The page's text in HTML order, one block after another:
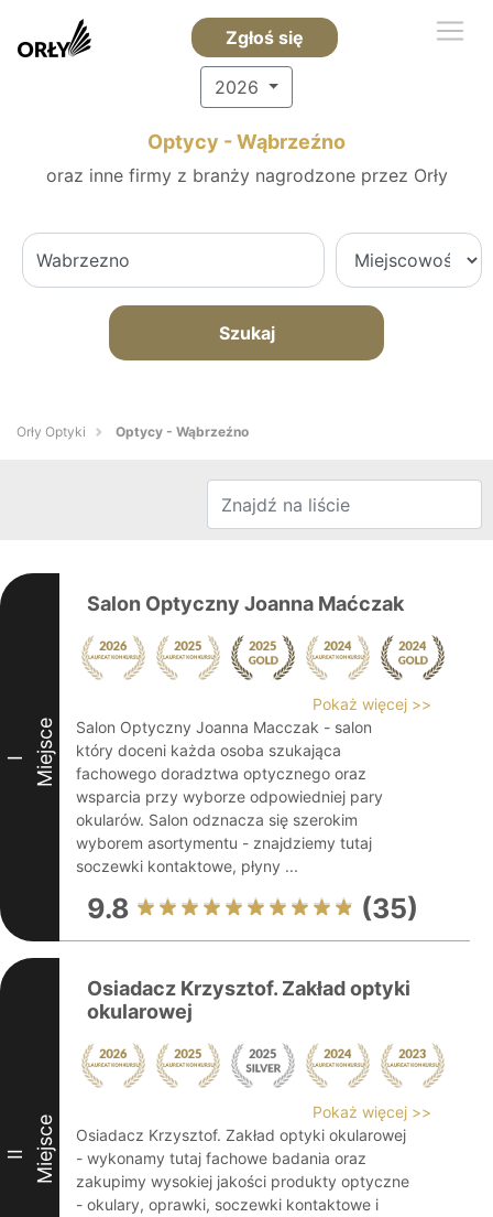
Zgłoś się
2026
Optycy - Wąbrzeźno
oraz inne firmy z branży nagrodzone przez Orły
Szukaj
Orły Optyki Optycy - Wąbrzeźno
I Miejsce
Salon Optyczny Joanna Maćczak
Pokaż więcej >>
Salon Optyczny Joanna Macczak - salon
który doceni każda osoba szukająca
fachowego doradztwa optycznego oraz
wsparcia przy wyborze odpowiedniej pary
okularów. Salon odznacza się szerokim
wyborem asortymentu - znajdziemy tutaj
soczewki kontaktowe, płyny ...
9.8 (35)
II Miejsce
Osiadacz Krzysztof. Zakład optyki
okularowej
Pokaż więcej >>
Osiadacz Krzysztof. Zakład optyki okularowej
- wykonamy tutaj fachowe badania oraz
zakupimy wysokiej jakości produkty optyczne
- okulary, oprawki, soczewki kontaktowe i